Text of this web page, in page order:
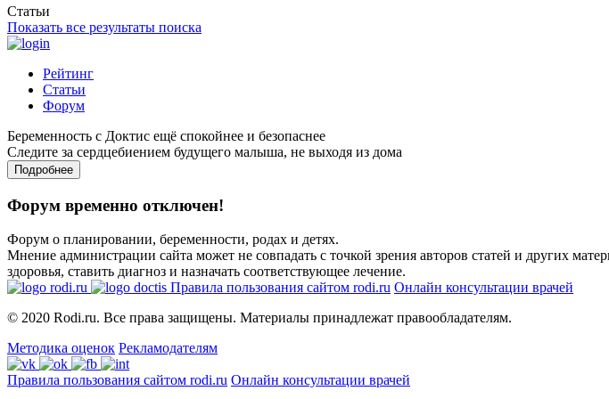
Статьи
Показать все результаты поиска
Рейтинг
Статьи
Форум
Беременность с Доктис ещё спокойнее и безопаснее
Следите за сердцебиением будущего малыша, не выходя из дома
Подробнее
Форум временно отключен!
Форум о планировании, беременности, родах и детях.
Мнение администрации сайта может не совпадать с точкой зрения авторов статей и других
здоровья, ставить диагноз и назначать соответствующее лечение.
Правила пользования сайтом rodi.ru Онлайн консультации врачей
© 2020 Rodi.ru. Все права защищены. Материалы принадлежат правообладателям.
Методика оценок Рекламодателям
Правила пользования сайтом rodi.ru Онлайн консультации врачей